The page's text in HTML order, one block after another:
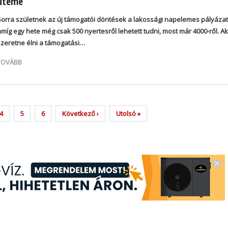
születnek az új támogatói döntések a lakossági napelemes
egy hete még csak 500 nyertesről lehetett tudni, most már 4000-ről.
élni a támogatási…
Page
4 Page
5 Page
6
Next
page
Következő ›
Last
page
Utolsó »